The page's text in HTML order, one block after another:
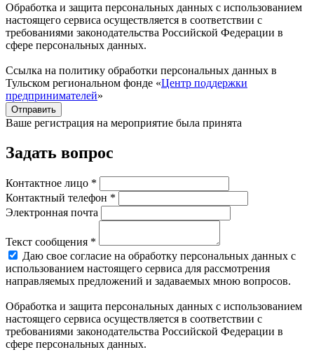
Обработка и защита персональных данных с использованием
настоящего сервиса осуществляется в соответствии с
требованиями законодательства Российской Федерации в
сфере персональных данных.
Ссылка на политику обработки персональных данных в
Тульском региональном фонде «Центр поддержки
предпринимателей»
Отправить
Ваше регистрация на мероприятие была принята
Задать вопрос
Контактное лицо *
Контактный телефон *
Электронная почта
Текст сообщения *
Даю свое согласие на обработку персональных данных с
использованием настоящего сервиса для рассмотрения
направляемых предложений и задаваемых мною вопросов.
Обработка и защита персональных данных с использованием
настоящего сервиса осуществляется в соответствии с
требованиями законодательства Российской Федерации в
сфере персональных данных.